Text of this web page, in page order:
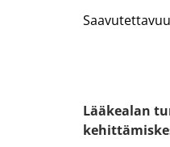
Lääkealan